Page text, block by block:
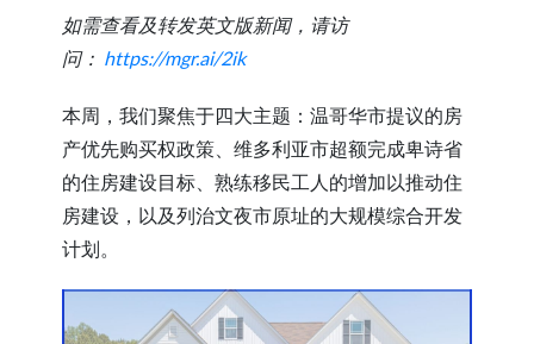
如需查看及转发英文版新闻，请访
问： https://mgr.ai/2ik
本周，我们聚焦于四大主题：温哥华市提议的房
产优先购买权政策、维多利亚市超额完成卑诗省
的住房建设目标、熟练移民工人的增加以推动住
房建设，以及列治文夜市原址的大规模综合开发
计划。